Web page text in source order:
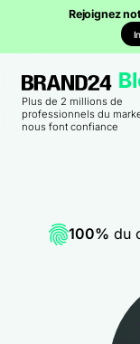
Rejoignez
Plus de 2 millions de
professionnels du
nous font confiance
100% du